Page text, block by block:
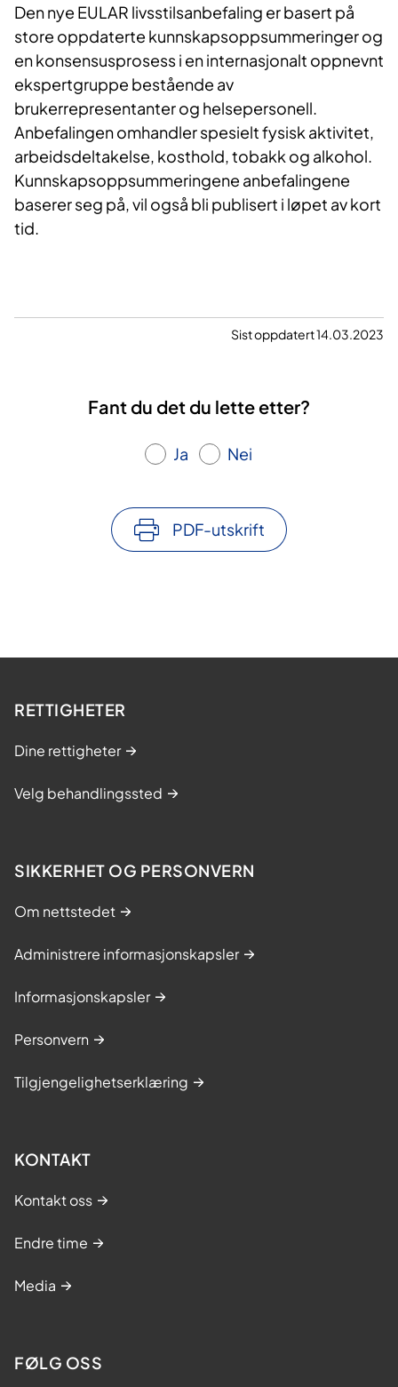
Den nye EULAR livsstilsanbefaling er basert på
store oppdaterte kunnskapsoppsummeringer og
en konsensusprosess i en internasjonalt oppnevnt
ekspertgruppe bestående av
brukerrepresentanter og helsepersonell.
Anbefalingen omhandler spesielt fysisk aktivitet,
arbeidsdeltakelse, kosthold, tobakk og alkohol.
Kunnskapsoppsummeringene anbefalingene
baserer seg på, vil også bli publisert i løpet av kort
tid.
Sist oppdatert 14.03.2023
Fant du det du lette etter?
Ja Nei
PDF-utskrift
RETTIGHETER
Dine rettigheter
Velg behandlingssted
SIKKERHET OG PERSONVERN
Om nettstedet
Administrere informasjonskapsler
Informasjonskapsler
Personvern
Tilgjengelighetserklæring
KONTAKT
Kontakt oss
Endre time
Media
FØLG OSS